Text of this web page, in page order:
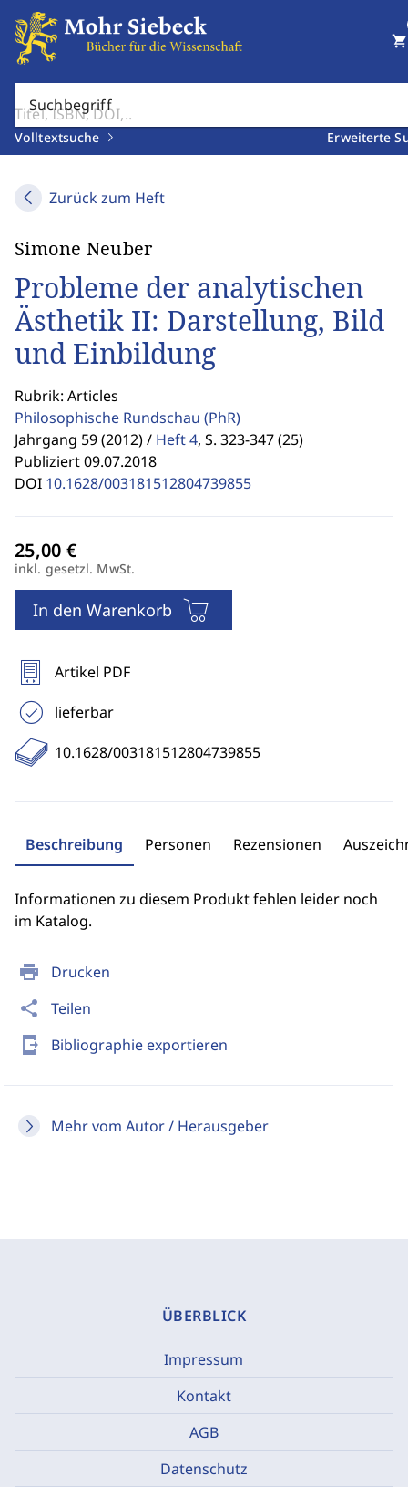
Suchbegriff
Volltextsuche Erweiterte
shopping_cart
Zurück zum Heft
print Drucken
share Teilen
send_to_mobile Bibliographie exportieren
Mehr vom Autor / Herausgeber
Simone Neuber
Probleme der analytischen
Ästhetik II: Darstellung, Bild
und Einbildung
Rubrik: Articles
Philosophische Rundschau (PhR)
Jahrgang 59 (2012) / Heft 4, S. 323-347 (25)
Publiziert 09.07.2018
DOI 10.1628/003181512804739855
inkl. gesetzl. MwSt.
In den Warenkorb
Artikel PDF
lieferbar
10.1628/003181512804739855
Beschreibung Personen Rezensionen
Informationen zu diesem Produkt fehlen leider noch
im Katalog.
ÜBERBLICK
Impressum
Kontakt
AGB
Datenschutz